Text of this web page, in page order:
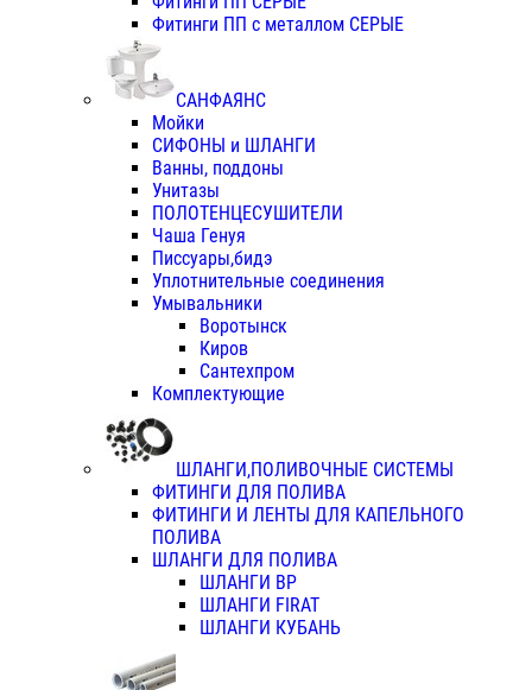
Фитинги ПП с металлом СЕРЫЕ
САНФАЯНС
Мойки
СИФОНЫ и ШЛАНГИ
Ванны, поддоны
Унитазы
ПОЛОТЕНЦЕСУШИТЕЛИ
Чаша Генуя
Писсуары,бидэ
Уплотнительные соединения
Умывальники
Воротынск
Киров
Сантехпром
Комплектующие
ШЛАНГИ,ПОЛИВОЧНЫЕ СИСТЕМЫ
ФИТИНГИ ДЛЯ ПОЛИВА
ФИТИНГИ И ЛЕНТЫ ДЛЯ КАПЕЛЬНОГО
ПОЛИВА
ШЛАНГИ ДЛЯ ПОЛИВА
ШЛАНГИ ВР
ШЛАНГИ FIRAT
ШЛАНГИ КУБАНЬ